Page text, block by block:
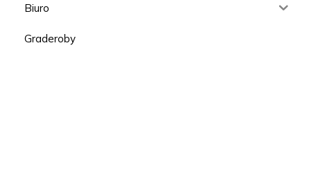
Biuro
Graderoby